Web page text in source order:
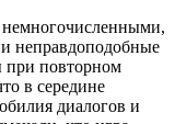
немногочисленными,
неправдоподобные
при повторном
в середине
диалогов и